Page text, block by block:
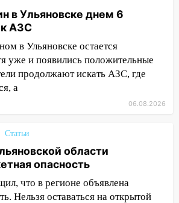
ДТП и получили
рублей: перед
банда
крупный пожар
репутацию
на «льготниках»: в
перевозчик
схему с чужими
в Ульяновске днем 6
АЗС
в Ульяновске остается
уже и появились положительные
продолжают искать АЗС, где
а
06.08.2026
Статьи
области
опасность
что в регионе объявлена
Нельзя оставаться на открытой